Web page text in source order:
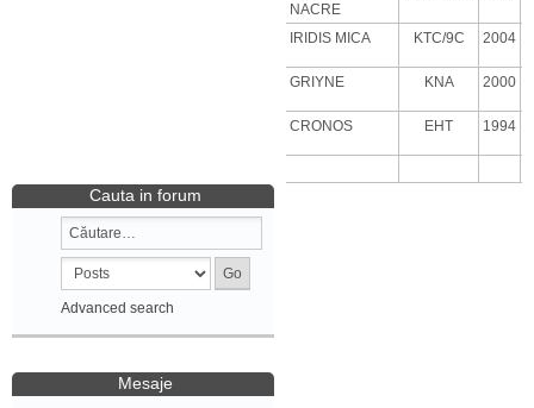
NACRE
IRIDIS MICA KTC/9C 2004
GRIYNE KNA 2000
CRONOS EHT 1994
Cauta in forum
Advanced search
Mesaje